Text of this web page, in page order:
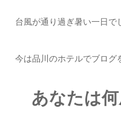
台風が通り過ぎ暑い一日で
今は品川のホテルでブログ
あなたは